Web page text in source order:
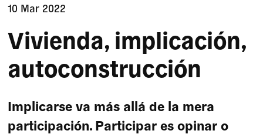
10 Mar 2022
Vivienda, implicación,
autoconstrucción
Implicarse va más allá de la mera
participación. Participar es opinar o